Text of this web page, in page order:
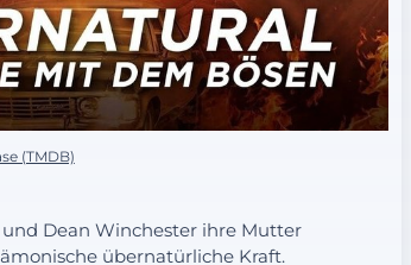
(TMDB)
Dean Winchester ihre Mutter
übernatürliche Kraft.